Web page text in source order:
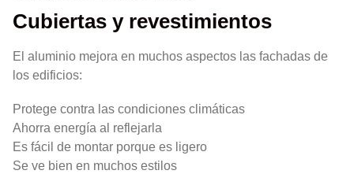
Cubiertas y revestimientos
El aluminio mejora en muchos aspectos las fachadas de
los edificios:
Protege contra las condiciones climáticas
Ahorra energía al reflejarla
Es fácil de montar porque es ligero
Se ve bien en muchos estilos